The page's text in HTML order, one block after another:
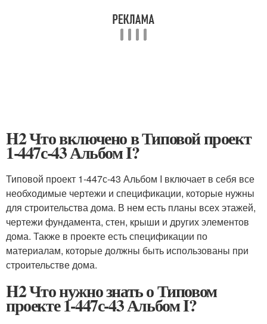
H2 Что включено в Типовой проект
1-447с-43 Альбом I?
Типовой проект 1-447с-43 Альбом I включает в себя все
необходимые чертежи и спецификации, которые нужны
для строительства дома. В нем есть планы всех этажей,
чертежи фундамента, стен, крыши и других элементов
дома. Также в проекте есть спецификации по
материалам, которые должны быть использованы при
строительстве дома.
H2 Что нужно знать о Типовом
проекте 1-447с-43 Альбом I?